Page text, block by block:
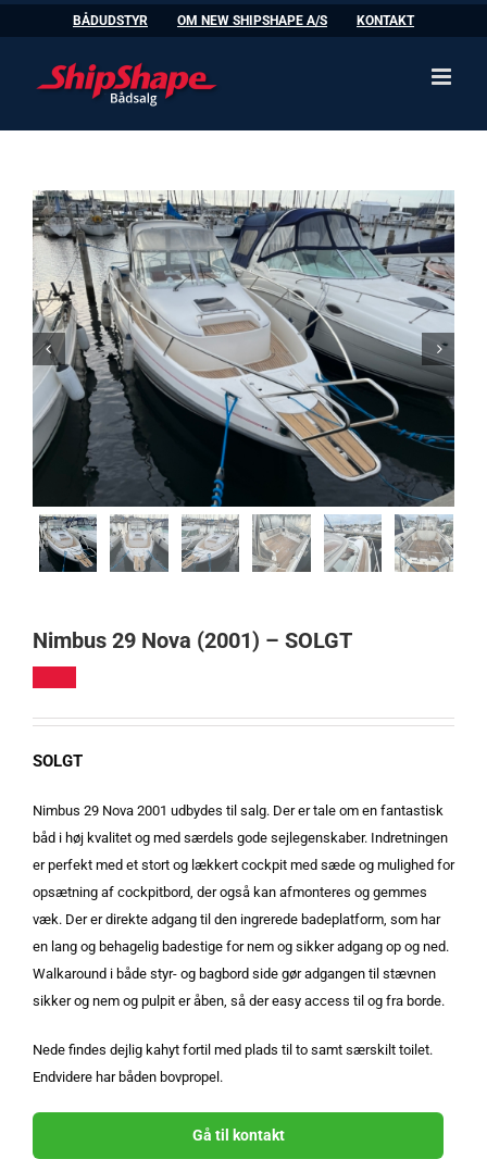
to
BÅDUDSTYR OM NEW SHIPSHAPE A/S KONTAKT
 
Nimbus 29 Nova (2001) – SOLGT
SOLGT
Nimbus 29 Nova 2001 udbydes til salg. Der er tale om en fantastisk
båd i høj kvalitet og med særdels gode sejlegenskaber. Indretningen
er perfekt med et stort og lækkert cockpit med sæde og mulighed for
opsætning af cockpitbord, der også kan afmonteres og gemmes
væk. Der er direkte adgang til den ingrerede badeplatform, som har
en lang og behagelig badestige for nem og sikker adgang op og ned.
Walkaround i både styr- og bagbord side gør adgangen til stævnen
sikker og nem og pulpit er åben, så der easy access til og fra borde.
Nede findes dejlig kahyt fortil med plads til to samt særskilt toilet.
Endvidere har båden bovpropel.
Gå til kontakt